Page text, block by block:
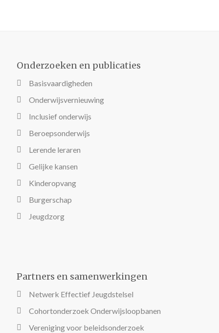
Onderzoeken en publicaties
Basisvaardigheden
Onderwijsvernieuwing
Inclusief onderwijs
Beroepsonderwijs
Lerende leraren
Gelijke kansen
Kinderopvang
Burgerschap
Jeugdzorg
Partners en samenwerkingen
Netwerk Effectief Jeugdstelsel
Cohortonderzoek Onderwijsloopbanen
Vereniging voor beleidsonderzoek